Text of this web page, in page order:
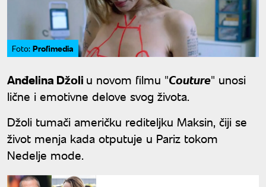
Foto: Profimedia
Anđelina Džoli u novom filmu "Couture" unosi
lične i emotivne delove svog života.
Džoli tumači američku rediteljku Maksin, čiji se
život menja kada otputuje u Pariz tokom
Nedelje mode.